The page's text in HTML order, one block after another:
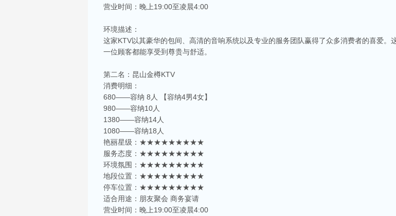
营业时间：晚上19:00至凌晨4:00
环境描述：
这家KTV以其豪华的包间、高清的音响系统以及专业的服务团队赢得了众多消费者的喜爱
一位顾客都能享受到尊贵与舒适。
第二名：昆山金樽KTV
消费明细：
680——容纳 8人 【容纳4男4女】
980——容纳10人
1380——容纳14人
1080——容纳18人
艳丽星级：★★★★★★★★★
服务态度：★★★★★★★★★
环境氛围：★★★★★★★★★
地段位置：★★★★★★★★★
停车位置：★★★★★★★★★
适合用途：朋友聚会 商务宴请
营业时间：晚上19:00至凌晨4:00